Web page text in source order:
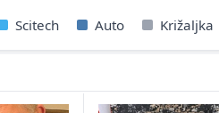
Scitech Auto Križaljka